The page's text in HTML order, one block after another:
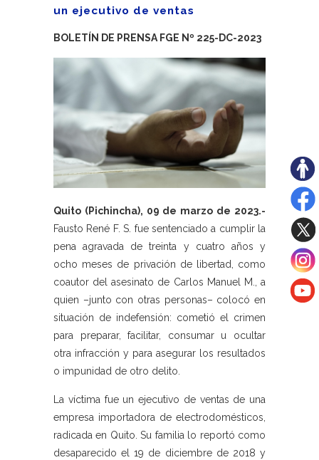
un ejecutivo de ventas
BOLETÍN DE PRENSA FGE Nº 225-DC-2023
Quito (Pichincha), 09 de marzo de 2023.-
Fausto René F. S. fue sentenciado a cumplir la
pena agravada de treinta y cuatro años y
ocho meses de privación de libertad, como
coautor del asesinato de Carlos Manuel M., a
quien –junto con otras personas– colocó en
situación de indefensión: cometió el crimen
para preparar, facilitar, consumar u ocultar
otra infracción y para asegurar los resultados
o impunidad de otro delito.
La víctima fue un ejecutivo de ventas de una
empresa importadora de electrodomésticos,
radicada en Quito. Su familia lo reportó como
desaparecido el 19 de diciembre de 2018 y